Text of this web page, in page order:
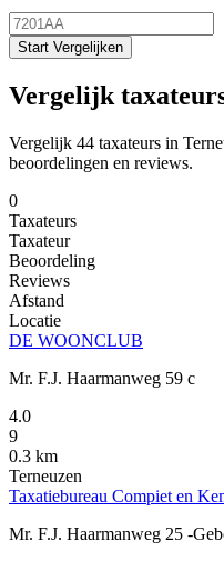
Start Vergelijken
Vergelijk
Vergelijk 44 taxateurs in
beoordelingen en reviews.
0
Taxateurs
Taxateur
Beoordeling
Reviews
Afstand
Locatie
DE WOONCLUB
Mr. F.J. Haarmanweg 59 c
4.0
9
0.3 km
Terneuzen
Taxatiebureau Compiet en
Mr. F.J. Haarmanweg 25 -